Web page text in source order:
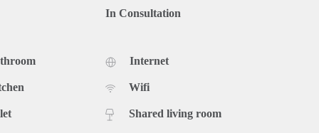
In Consultation
Internet
Wifi
Shared living room